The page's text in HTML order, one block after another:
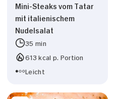
Mini-Steaks vom Tatar
mit italienischem
Nudelsalat
35 min
613 kcal p. Portion
Leicht